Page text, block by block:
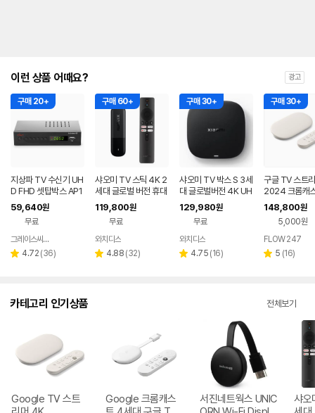
이런 상품 어때요? 광고
구매 20+
지상파 TV 수신기 UH
D FHD 셋탑박스 AP1
3HD Actiview HD
59,640원
무료
페이
그레이스씨앤씨
별 4.72 리
(36)
구매 60+
샤오미 TV 스틱 4K 2
세대 글로벌 버전 휴대
용 셋톱+리모컨 구글T
V 탑재
119,800원
무료
페이
와치디스
별 4.88 리
(32)
구매 30+
샤오미 TV 박스 S 3세
대 글로벌버전 4K UH
D 셋톱+리모컨 구글T
V 탑재
129,980원
무료
페이
와치디스
별 4.75 리
(16)
구매 30+
구글 TV 스트
2024 크롬캐
세대 셋톱박스
32GB
148,800원
5,000원
FLOW 247
별 5 리
(16)
카테고리 인기상품 전체보기
Google TV 스트
Google 크롬캐스
서진네트웍스 UNIC
샤오